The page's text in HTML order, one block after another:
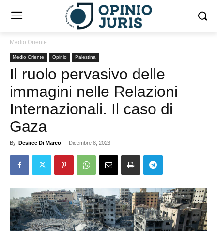
Medio Oriente
Medio Oriente Opinio Palestina
Il ruolo pervasivo delle
immagini nelle Relazioni
Internazionali. Il caso di
Gaza
By Desiree Di Marco - Dicembre 8, 2023